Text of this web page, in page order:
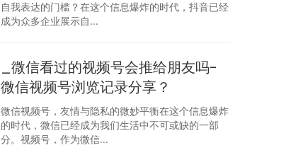
自我表达的门槛？在这个信息爆炸的时代，抖音已经
成为众多企业展示自...
_微信看过的视频号会推给朋友吗-
微信视频号浏览记录分享？
微信视频号，友情与隐私的微妙平衡在这个信息爆炸
的时代，微信已经成为我们生活中不可或缺的一部
分。视频号，作为微信...